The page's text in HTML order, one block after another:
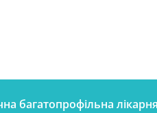
багатопрофільна